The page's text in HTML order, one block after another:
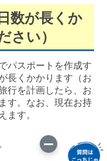
数が長くか
さい）
パスポートを作成す
長くかかります（お
行を計画したら、お
す。なお、現在お持
ます。